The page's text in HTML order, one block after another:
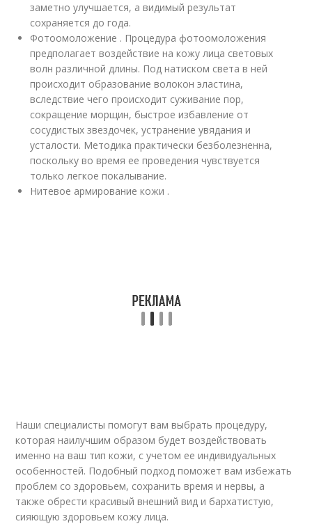
заметно улучшается, а видимый результат
сохраняется до года.
Фотоомоложение . Процедура фотоомоложения
предполагает воздействие на кожу лица световых
волн различной длины. Под натиском света в ней
происходит образование волокон эластина,
вследствие чего происходит суживание пор,
сокращение морщин, быстрое избавление от
сосудистых звездочек, устранение увядания и
усталости. Методика практически безболезненна,
поскольку во время ее проведения чувствуется
только легкое покалывание.
Нитевое армирование кожи .
Наши специалисты помогут вам выбрать процедуру,
которая наилучшим образом будет воздействовать
именно на ваш тип кожи, с учетом ее индивидуальных
особенностей. Подобный подход поможет вам избежать
проблем со здоровьем, сохранить время и нервы, а
также обрести красивый внешний вид и бархатистую,
сияющую здоровьем кожу лица.